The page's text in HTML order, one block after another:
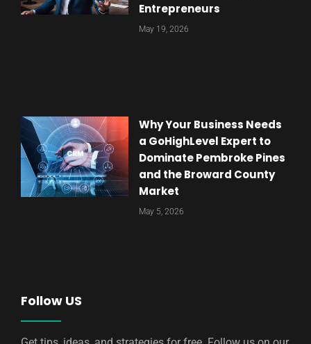
Entrepreneurs
May 19, 2026
Why Your Business Needs
a GoHighLevel Expert to
Dominate Pembroke Pines
and the Broward County
Market
May 5, 2026
Follow US